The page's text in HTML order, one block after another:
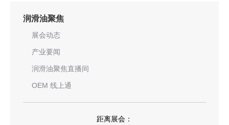
润滑油聚焦
展会动态
产业要闻
润滑油聚焦直播间
OEM 线上通
距离展会：